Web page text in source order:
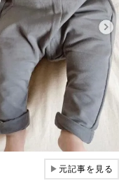
▶元記事を見る